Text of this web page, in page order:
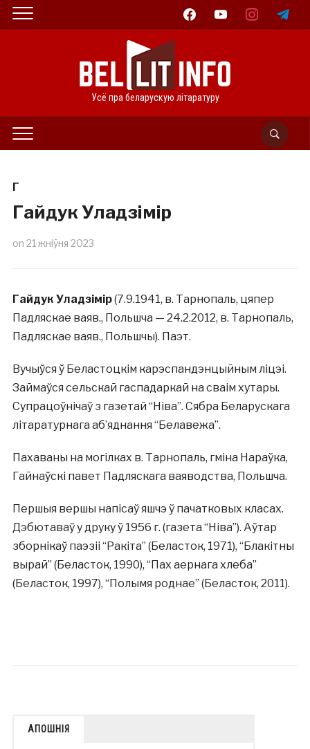
facebookyoutube instagramtelegram
Усё пра беларускую літаратуру
Г
Гайдук Уладзімір
on 21 жніўня 2023
Гайдук Уладзімір(7.9.1941, в. Тарнопаль, цяпер
Падляскае ваяв., Польшча — 24.2.2012, в. Тарнопаль,
Падляскае ваяв., Польшчы). Паэт.
Вучыўся ў Беластоцкім карэспандэнцыйным ліцэі.
Займаўся сельскай гаспадаркай на сваім хутары.
Супрацоўнічаў з газетай “Ніва”. Сябра Беларускага
літаратурнага аб’яднання “Белавежа”.
Пахаваны на могілках в. Тарнопаль, гміна Нараўка,
Гайнаўскі павет Падляскага ваяводства, Польшча.
Першыя вершы напісаў яшчэ ў пачатковых класах.
Дэбютаваў у друку ў 1956 г. (газета “Ніва”). Аўтар
зборнікаў паэзіі “Ракіта” (Беласток, 1971), “Блакітны
вырай” (Беласток, 1990), “Пах аернага хлеба”
(Беласток, 1997), “Полымя роднае” (Беласток, 2011).
АПОШНІЯ